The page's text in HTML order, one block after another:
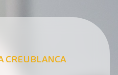
CREUBLANCA